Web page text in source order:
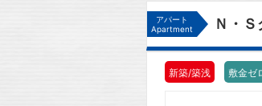
アパート
Apartment
Ｎ・
新築/築浅 敷金ゼ